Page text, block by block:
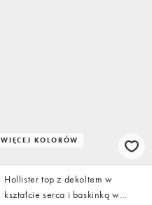
WIĘCEJ KOLORÓW
Hollister top z dekoltem w
kształcie serca i baskinką w